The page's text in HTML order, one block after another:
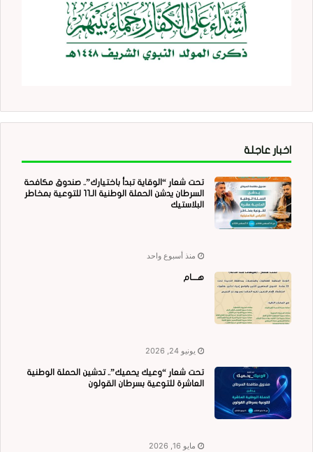
اخبار عاجلة
تحت شعار “الوقاية تبدأ باختيارك”.. صندوق مكافحة
السرطان يدشن الحملة الوطنية الـ11 للتوعية بمخاطر
البلاستيك
منذ أسبوع واحد
هــــام
يونيو 24, 2026
تحت شعار “وعيك يحميك”.. تدشين الحملة الوطنية
العاشرة للتوعية بسرطان القولون
مايو 16, 2026